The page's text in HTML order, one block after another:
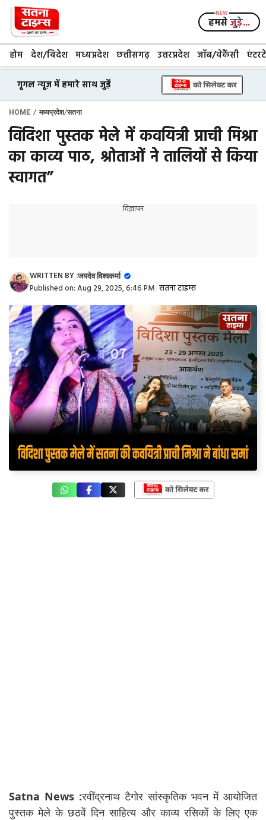
Skip
content
हमसेजुड़े...
होम देश/विदेश मध्यप्रदेश छत्तीसगढ़ उत्तरप्रदेश जॉब/वेकैंसी
गूगल न्यूज़ में हमारे साथ जुड़ें
HOME / मध्यप्रदेश/सतना
विदिशा पुस्तक मेले में कवयित्री प्राची मिश्रा
का काव्य पाठ, श्रोताओं ने तालियों से किया
स्वागत”
विज्ञापन
WRITTEN BY :जयदेव विश्वकर्मा
Published on:Aug 29, 2025, 6:46 PM सतना टाइम्स
Satna News :रवींद्रनाथ टैगोर सांस्कृतिक भवन में आयोजित
पुस्तक मेले के छठवें दिन साहित्य और काव्य रसिकों के लिए एक